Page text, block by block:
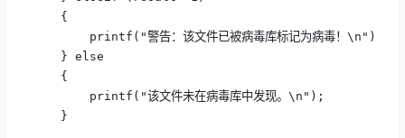
{
printf("警告：该文件已被病毒库标记为病毒！\n");
} else
{
printf("该文件未在病毒库中发现。\n");
}